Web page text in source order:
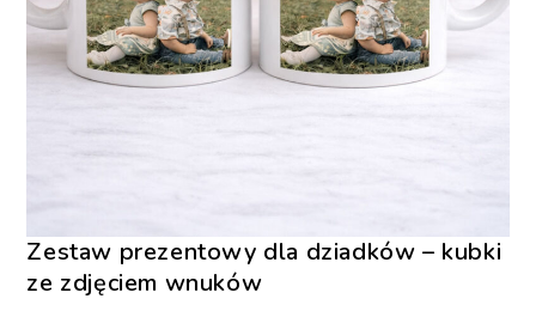
Zestaw prezentowy dla dziadków – kubki
ze zdjęciem wnuków